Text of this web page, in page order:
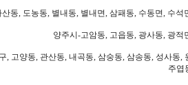
동, 도농동, 별내동, 별내면, 삼패동, 수동면, 수
양주시-고암동, 고읍동, 광사동, 광
, 고양동, 관산동, 내곡동, 삼숭동, 삼송동, 성사
주엽